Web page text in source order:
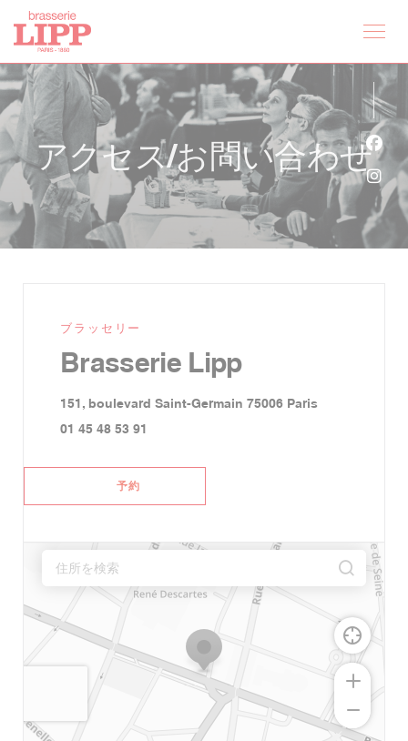
クッキー利用の管理について
アクセス/お問い合わせ
ブラッセリー
Brasserie Lipp
151, boulevard Saint-Germain 75006 Paris
01 45 48 53 91
予約